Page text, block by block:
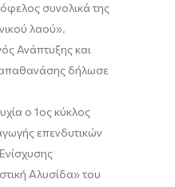
συνολικά της
λαού».
Ανάπτυξης και
δήλωσε
ο 1οςκύκλος
ής επενδυτικών
Αλυσίδα» του